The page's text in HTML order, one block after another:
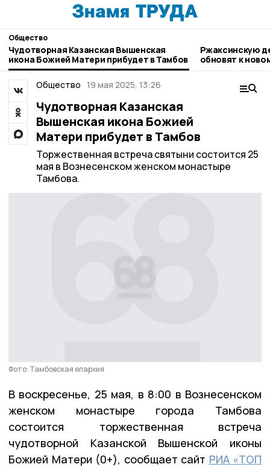
Общество
Чудотворная Казанская Вышенская
икона Божией Матери прибудет в Тамбов
Ржаксинскую
обновят к
Общество 19 мая 2025, 13:26
Чудотворная Казанская
Вышенская икона Божией
Матери прибудет в Тамбов
Торжественная встреча святыни состоится 25
мая в Вознесенском женском монастыре
Тамбова.
Фото: Тамбовская епархия
В воскресенье, 25 мая, в 8:00 в Вознесенском
женском монастыре города Тамбова
состоится торжественная встреча
чудотворной Казанской Вышенской иконы
Божией Матери (0+), сообщает сайт РИА «ТОП